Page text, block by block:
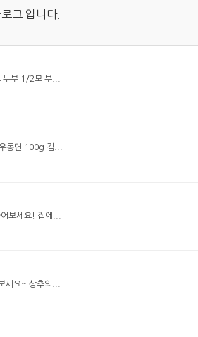
그 입니다.
두부 1/2모 부...
동면 100g 김...
보세요! 집에...
세요~ 상추의...